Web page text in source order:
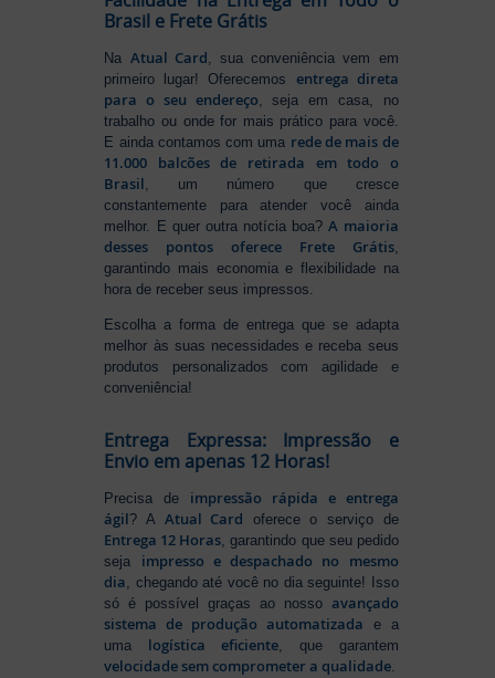
Brasil e Frete Grátis
Na Atual Card , sua conveniência vem em
primeiro lugar! Oferecemos entrega direta
para o seu endereço , seja em casa, no
trabalho ou onde for mais prático para você.
E ainda contamos com uma rede de mais de
11.000 balcões de retirada em todo o
Brasil , um número que cresce
constantemente para atender você ainda
melhor. E quer outra notícia boa?A maioria
desses pontos oferece Frete Grátis,
garantindo mais economia e flexibilidade na
hora de receber seus impressos.
Escolha a forma de entrega que se adapta
melhor às suas necessidades e receba seus
produtos personalizados com agilidade e
conveniência!
Entrega Expressa: Impressão e
Envio em apenas 12 Horas!
Precisa de impressão rápida e entrega
ágil? A Atual Card oferece o serviço de
Entrega 12 Horas, garantindo que seu pedido
seja impresso e despachado no mesmo
dia, chegando até você no dia seguinte! Isso
só é possível graças ao nosso avançado
sistema de produção automatizada e a
uma logística eficiente, que garantem
velocidade sem comprometer a qualidade.